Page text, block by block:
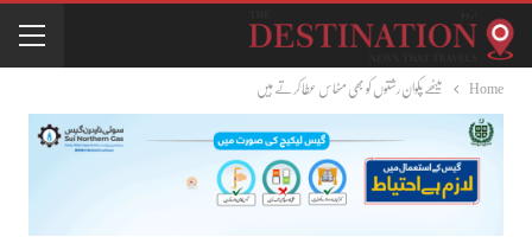
Home میٹھے پکوان رشتوں کو بھی مٹھاس عطا کرتے ہیں